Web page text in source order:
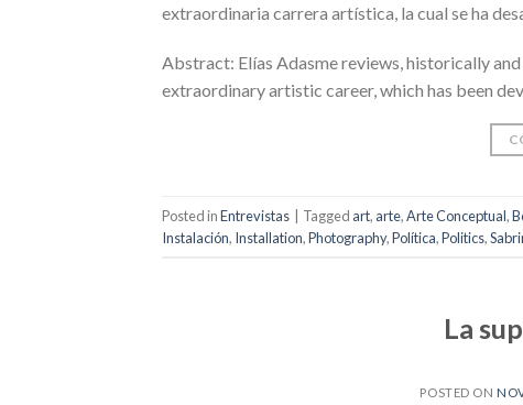
extraordinaria carrera artística, la cual se ha
Abstract: Elías Adasme reviews, historically
extraordinary artistic career, which has been
Posted inEntrevistas Tagged art, arte,Arte Conceptual,
Instalación, Installation,Photography,Política,Politics,
La
POSTED ON